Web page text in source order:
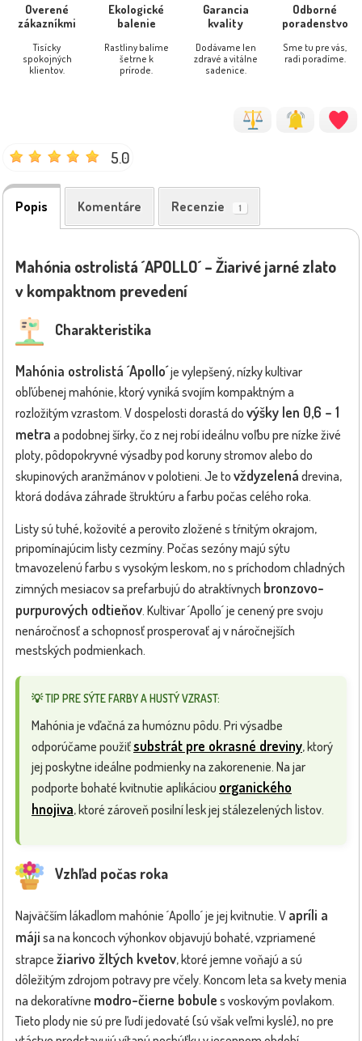
Overené
zákazníkmi
Tisícky
spokojných
klientov.
Ekologické
balenie
Rastliny balíme
šetrne k
prírode.
Garancia
kvality
Dodávame len
zdravé a vitálne
sadenice.
Odborné
poradenstvo
Sme tu pre vás,
radi poradíme.
5.0
Popis Komentáre Recenzie 1
Mahónia ostrolistá ´APOLLO´ – Žiarivé jarné zlato
v kompaktnom prevedení
Charakteristika
Mahónia ostrolistá ´Apollo´je vylepšený, nízky kultivar
obľúbenej mahónie, ktorý vyniká svojím kompaktným a
rozložitým vzrastom. V dospelosti dorastá do výšky len 0,6 – 1
metra a podobnej šírky, čo z nej robí ideálnu voľbu pre nízke živé
ploty, pôdopokryvné výsadby pod koruny stromov alebo do
skupinových aranžmánov v polotieni. Je to vždyzelená drevina,
ktorá dodáva záhrade štruktúru a farbu počas celého roka.
Listy sú tuhé, kožovité a perovito zložené s tŕnitým okrajom,
pripomínajúcim listy cezmíny. Počas sezóny majú sýtu
tmavozelenú farbu s vysokým leskom, no s príchodom chladných
zimných mesiacov sa prefarbujú do atraktívnych bronzovo-
purpurových odtieňov. Kultivar ´Apollo´ je cenený pre svoju
nenáročnosť a schopnosť prosperovať aj v náročnejších
mestských podmienkach.
💡 TIP PRE SÝTE FARBY A HUSTÝ VZRAST:
Mahónia je vďačná za humóznu pôdu. Pri výsadbe
odporúčame použiťsubstrát pre okrasné dreviny, ktorý
jej poskytne ideálne podmienky na zakorenenie. Na jar
podporte bohaté kvitnutie aplikáciou organického
hnojiva, ktoré zároveň posilní lesk jej stálezelených listov.
Vzhľad počas roka
Najväčším lákadlom mahónie ´Apollo´ je jej kvitnutie. V apríli a
máji sa na koncoch výhonkov objavujú bohaté, vzpriamené
strapce žiarivo žltých kvetov, ktoré jemne voňajú a sú
dôležitým zdrojom potravy pre včely. Koncom leta sa kvety menia
na dekoratívne modro-čierne bobule s voskovým povlakom.
Tieto plody nie sú pre ľudí jedovaté (sú však veľmi kyslé), no pre